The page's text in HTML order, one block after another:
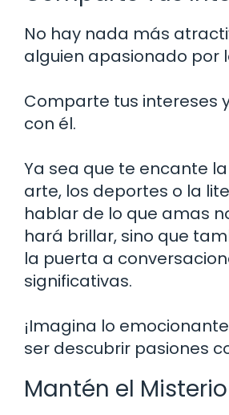
No hay nada más
alguien apasionado por
Comparte tus intereses
con él.
Ya sea que te encante
arte, los deportes o la
hablar de lo que amas
hará brillar, sino que
la puerta a
significativas.
¡Imagina lo
ser descubrir pasiones
Mantén el Misterio